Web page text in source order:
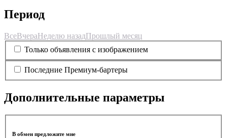
Период
ВсеВчераНеделю назадПрошлый месяц
Только объявления с изображением
Последние Премиум-бартеры
Дополнительные параметры
В обмен предложите мне